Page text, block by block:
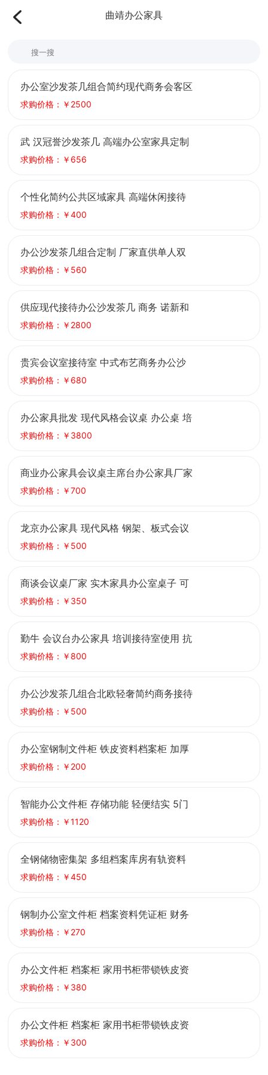
曲靖办公家具
办公室沙发茶几组合简约现代商务会客区
洽谈接待室 布艺饰面 相汇
求购价格：￥2500
武 汉冠誉沙发茶几 高端办公室家具定制
商务会客洽谈班台桌椅厂家
求购价格：￥656
个性化简约公共区域家具 高端休闲接待
会客区异形办公功能沙发茶几
求购价格：￥400
办公沙发茶几组合定制 厂家直供单人双
人三人位
求购价格：￥560
供应现代接待办公沙发茶几 商务 诺新和
木骨架
求购价格：￥2800
贵宾会议室接待室 中式布艺商务办公沙
发茶几组合套装会客
求购价格：￥680
办公家具批发 现代风格会议桌 办公桌 培
训桌 军成富康
求购价格：￥3800
商业办公家具会议桌主席台办公家具厂家
批发
求购价格：￥700
龙京办公家具 现代风格 钢架、板式会议
桌 可定制
求购价格：￥500
商谈会议桌厂家 实木家具办公室桌子 可
定做生产尺寸
求购价格：￥350
勤牛 会议台办公家具 培训接待室使用 抗
压耐磨 厂家定制批发
求购价格：￥800
办公沙发茶几组合北欧轻奢简约商务接待
会议办公室家具三人位
求购价格：￥500
办公室钢制文件柜 铁皮资料档案柜 加厚
板材 坚固耐用
求购价格：￥200
智能办公文件柜 存储功能 轻便结实 5门
档案柜 实体厂家
求购价格：￥1120
全钢储物密集架 多组档案库房有轨资料
密集柜 办公文件柜 快速出图
求购价格：￥450
钢制办公室文件柜 档案资料凭证柜 财务
柜 铁皮柜 苏 州生产厂家定制
求购价格：￥270
办公文件柜 档案柜 家用书柜带锁铁皮资
料档案凭证柜
求购价格：￥380
办公文件柜 档案柜 家用书柜带锁铁皮资
料档案凭证柜
求购价格：￥300